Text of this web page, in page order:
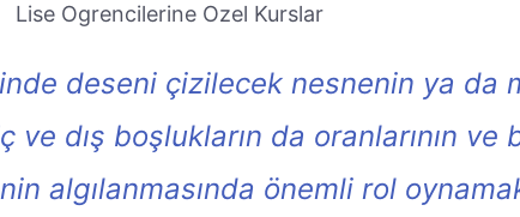
Lise Ogrencilerine Ozel Kurslar
deseni çizilecek nesnenin ya da
ve dış boşlukların da oranlarının
algılanmasında önemli rol